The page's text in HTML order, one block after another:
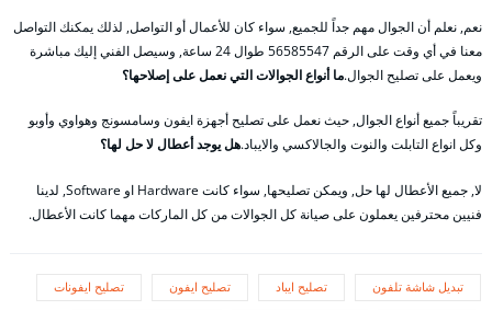
نعم, نعلم أن الجوال مهم جداً للجميع, سواء كان للأعمال أو التواصل, لذلك يمكنك التواصل
معنا في أي وقت على الرقم 56585547 طوال 24 ساعة, وسيصل الفني إليك مباشرة
ويعمل على تصليح الجوال.ما أنواع الجوالات التي نعمل على إصلاحها؟
تقريباً جميع أنواع الجوال, حيث نعمل على تصليح أجهزة ايفون وسامسونج وهواوي وأوبو
وكل انواع التابلت والنوت والجالاكسي والايباد.هل يوجد أعطال لا حل لها؟
لا, جميع الأعطال لها حل, ويمكن تصليحها, سواء كانت Hardware او Software, لدينا
فنيين محترفين يعملون على صيانة كل الجوالات من كل الماركات مهما كانت الأعطال.
تبديل شاشة تلفون تصليح ايباد تصليح ايفون تصليح ايفونات